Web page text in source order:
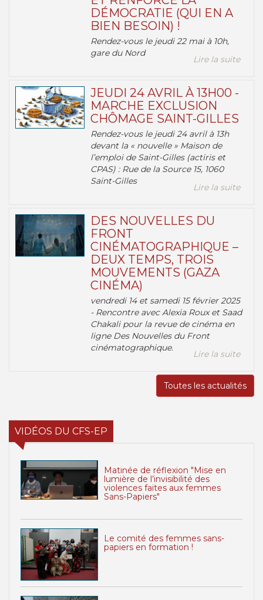
DÉMOCRATIE (QUI EN A
BIEN BESOIN) !
Rendez-vous le jeudi 22 mai à 10h,
gare du Nord
Lire la suite
JEUDI 24 AVRIL À 13H00 -
MARCHE EXCLUSION
CHÔMAGE SAINT-GILLES
Rendez-vous le jeudi 24 avril à 13h
devant la « nouvelle » Maison de
l’emploi de Saint-Gilles (actiris et
CPAS) : Rue de la Source 15, 1060
Saint-Gilles
Lire la suite
DES NOUVELLES DU
FRONT
CINÉMATOGRAPHIQUE –
DEUX TEMPS, TROIS
MOUVEMENTS (GAZA
CINÉMA)
vendredi 14 et samedi 15 février 2025
- Rencontre avec Alexia Roux et Saad
Chakali pour la revue de cinéma en
ligne Des Nouvelles du Front
cinématographique.
Lire la suite
Toutes les actualités
VIDÉOS DU CFS-EP
Matinée de réflexion "Mise en
lumière de l’invisibilité des
violences faites aux femmes
Sans-Papiers"
Le comité des femmes sans-
papiers en formation !